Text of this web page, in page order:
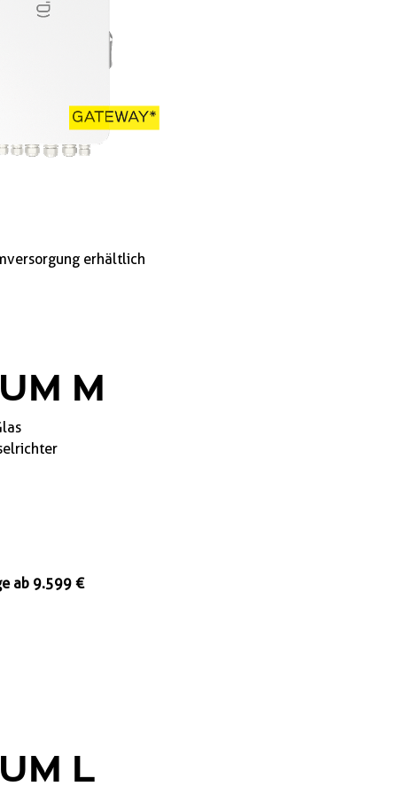
erhältlich
M
ab 9.599 €
L